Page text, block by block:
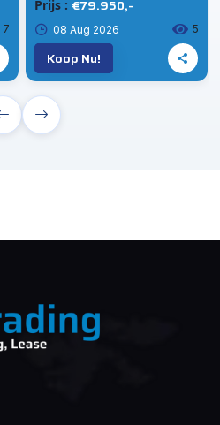
7
Prijs : €79.950,-
08 Aug 2026 5
Koop Nu!